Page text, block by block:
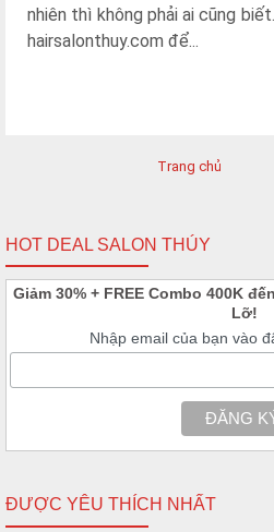
nhiên thì không phải ai cũng
hairsalonthuy.com để...
Trang chủ
HOT DEAL SALON THÚY
Giảm 30% + FREE Combo 400K
Lỡ!
Nhập email của bạn vào
ĐƯỢC YÊU THÍCH NHẤT